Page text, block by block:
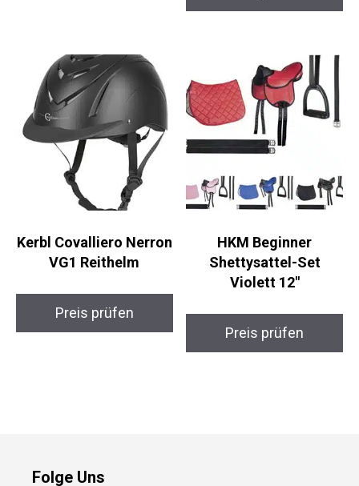
Nerron VG1 Reithelm
HKM Beginner
Violett 12″